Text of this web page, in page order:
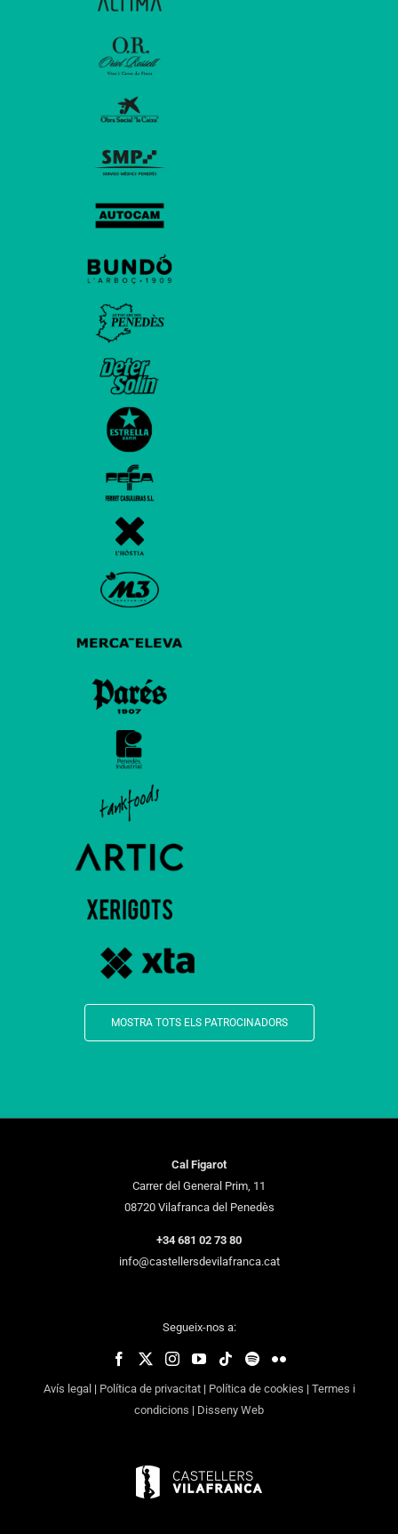
MOSTRA TOTS ELS PATROCINADORS
Cal Figarot
Carrer del General Prim, 11
08720 Vilafranca del Penedès
+34 681 02 73 80
info@castellersdevilafranca.cat
Segueix-nos a:
Avís legal | Política de privacitat| Política de cookies | Termes i
condicions | Disseny Web